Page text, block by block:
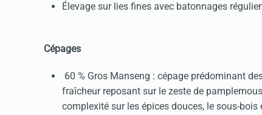
Élevage sur lies fines avec batonnages
Cépages
60 % Gros Manseng : cépage prédominant
fraîcheur reposant sur le zeste de
complexité sur les épices douces, le sous-